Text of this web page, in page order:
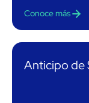
Conoce más
Anticipo de